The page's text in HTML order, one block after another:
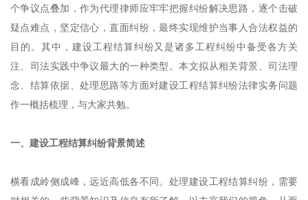
个争议点叠加，作为代理律师应牢牢把握纠纷解决思路，逐个击破
疑点难点，坚定信心，直面纠纷，最终实现维护当事人合法权益的
目的。其中，建设工程结算纠纷又是诸多工程纠纷中备受各方关
注、司法实践中争议最大的一种类型。本文拟从相关背景、司法理
念、结算依据、处理思路等方面对建设工程结算纠纷法律实务问题
作一概括梳理，与大家共勉。
一、建设工程结算纠纷背景简述
横看成岭侧成峰，远近高低各不同。处理建设工程结算纠纷，需要